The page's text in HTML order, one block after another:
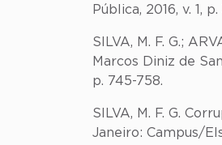
Pública, 2016, v. 1, p.
SILVA, M. F. G.;
Marcos Diniz de
p. 745-758.
SILVA, M. F. G.
Janeiro: Campus/